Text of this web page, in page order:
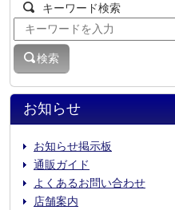
お知らせ
お知らせ掲示板
通販ガイド
よくあるお問い合わせ
店舗案内
キーワード検索
検索